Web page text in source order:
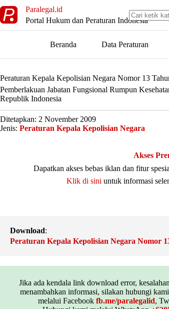
to
content
Paralegal.id
Portal Hukum dan Peraturan Indonesia
Beranda Data Peraturan
Peraturan Kepala Kepolisian Negara Nomor 13
Pemberlakuan Jabatan Fungsional Rumpun
Republik Indonesia
Ditetapkan: 2 November 2009
Jenis: Peraturan Kepala Kepolisian Negara
Akses
Dapatkan akses bebas iklan dan fitur
Klik di sini untuk informasi
Download:
Peraturan Kepala Kepolisian Negara Nomor
Jika ada kendala link download error,
menambahkan informasi, silakan hubungi
melalui Facebook fb.me/paralegalid,